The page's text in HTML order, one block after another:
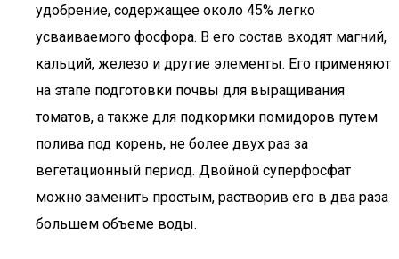
удобрение, содержащее около 45% легко
усваиваемого фосфора. В его состав входят магний,
кальций, железо и другие элементы. Его применяют
на этапе подготовки почвы для выращивания
томатов, а также для подкормки помидоров путем
полива под корень, не более двух раз за
вегетационный период. Двойной суперфосфат
можно заменить простым, растворив его в два раза
большем объеме воды.